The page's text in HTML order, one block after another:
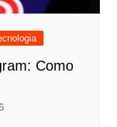
Como